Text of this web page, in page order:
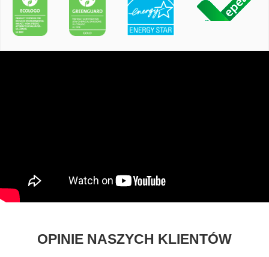
OPINIE NASZYCH KLIENTÓWO